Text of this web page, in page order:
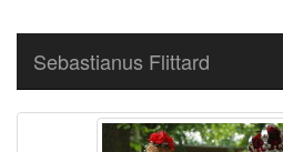
Sebastianus Flittard